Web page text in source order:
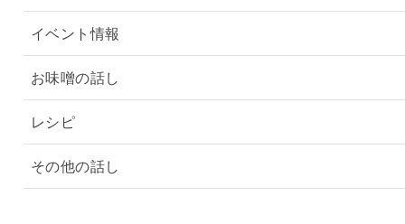
イベント情報
お味噌の話し
レシピ
その他の話し